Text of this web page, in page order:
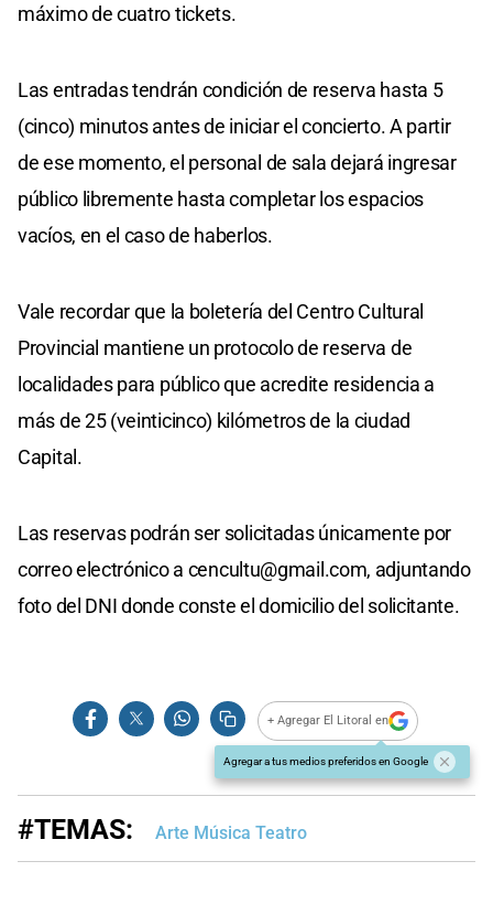
máximo de cuatro tickets.
Las entradas tendrán condición de reserva hasta 5
(cinco) minutos antes de iniciar el concierto. A partir
de ese momento, el personal de sala dejará ingresar
público libremente hasta completar los espacios
vacíos, en el caso de haberlos.
Vale recordar que la boletería del Centro Cultural
Provincial mantiene un protocolo de reserva de
localidades para público que acredite residencia a
más de 25 (veinticinco) kilómetros de la ciudad
Capital.
Las reservas podrán ser solicitadas únicamente por
correo electrónico a cencultu@gmail.com, adjuntando
foto del DNI donde conste el domicilio del solicitante.
+ Agregar El Litoral en
Agregar a tus medios preferidos en Google
#TEMAS: Arte Música Teatro